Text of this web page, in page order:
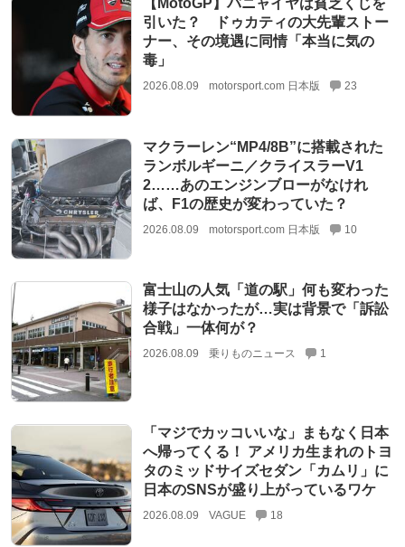
【MotoGP】バニャイヤは貧乏くじを
引いた？ ドゥカティの大先輩ストー
ナー、その境遇に同情「本当に気の
毒」
2026.08.09 motorsport.com 日本版 23
マクラーレン“MP4/8B”に搭載された
ランボルギーニ／クライスラーV1
2……あのエンジンブローがなけれ
ば、F1の歴史が変わっていた？
2026.08.09 motorsport.com 日本版 10
富士山の人気「道の駅」何も変わった
様子はなかったが…実は背景で「訴訟
合戦」一体何が？
2026.08.09 乗りものニュース 1
「マジでカッコいいな」まもなく日本
へ帰ってくる！ アメリカ生まれのトヨ
タのミッドサイズセダン「カムリ」に
日本のSNSが盛り上がっているワケ
2026.08.09 VAGUE 18